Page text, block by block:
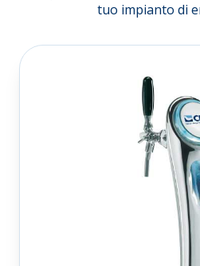
tuo impianto di